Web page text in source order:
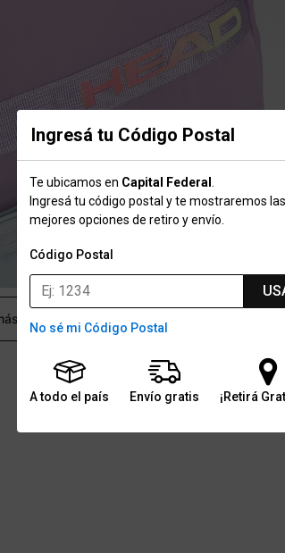
Ingresá tu Código Postal
Te ubicamos en Capital Federal
Ingresá tu código postal y te mostraremos las
mejores opciones de retiro y envío.
Código Postal
No sé mi Código Postal
A todo el país Envío gratis ¡Retirá